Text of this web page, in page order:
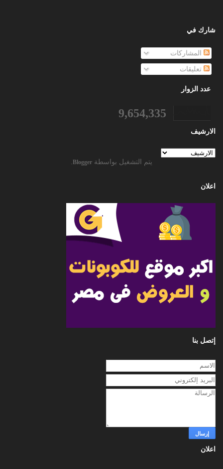
شارك في
المشاركات
تعليقات
عدد الزوار
9,654,335
الارشيف
يتم التشغيل بواسطة Blogger
اعلان
إتصل بنا
اعلان